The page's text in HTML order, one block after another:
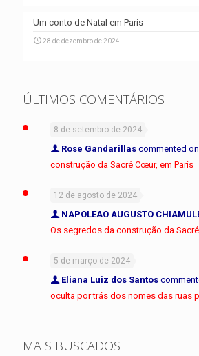
Um conto de Natal em Paris
28 de dezembro de 2024
ÚLTIMOS COMENTÁRIOS
8 de setembro de 2024
Rose Gandarillas commented on
construção da Sacré Cœur, em Paris
12 de agosto de 2024
NAPOLEAO AUGUSTO
Os segredos da construção da
5 de março de 2024
Eliana Luiz dos Santos
oculta por trás dos nomes das ruas
MAIS BUSCADOS